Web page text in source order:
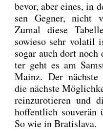
bevor, aber eines, in
sen Geg­ner, nicht
Zumal die­se
sowie­so sehr
sogar auch dort
ter geht es am
Mainz. Der nächs­te
die nächs­te
rein­zu­ro­tie­ren und
hof­fent­lich
So wie in Bra­tis­la­va.